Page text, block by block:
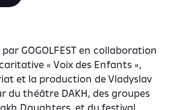
GOGOLFEST en collaboration
« Voix des Enfants »,
et la production de Vladyslav
du théâtre DAKH, des groupes